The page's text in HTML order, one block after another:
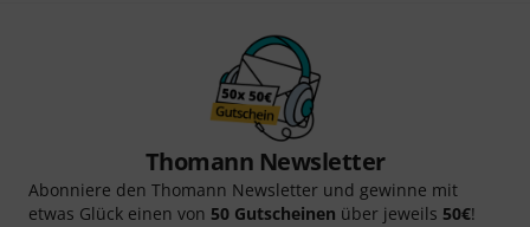
Thomann Newsletter
Abonniere den Thomann Newsletter und gewinne mit
etwas Glück einen von 50 Gutscheinen über jeweils 50€!